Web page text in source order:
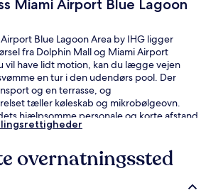
Miami Airport Blue Lagoon
Blue Lagoon Area by IHG ligger
fra Dolphin Mall og Miami Airport
vil have lidt motion, kan du lægge vejen
en tur i den udendørs pool. Der
og en terrasse, og
tæller køleskab og mikrobølgeovn.
hjælpsomme personale og korte afstand
overnatningssted